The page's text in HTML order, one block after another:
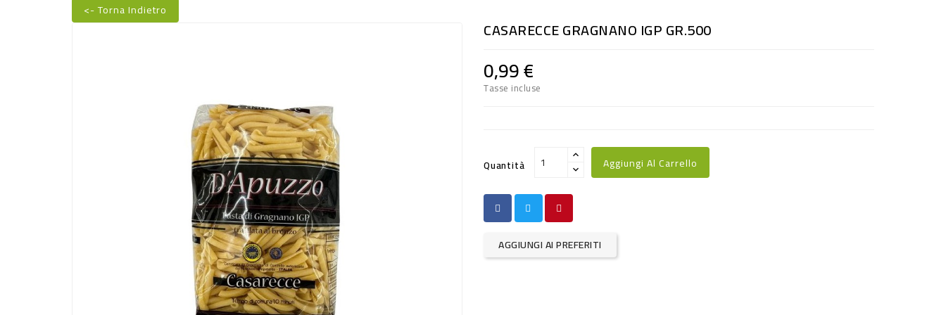
<- Torna Indietro
CASARECCE GRAGNANO IGP GR.500
0,99 €
Tasse incluse
Quantità Aggiungi Al Carrello
AGGIUNGI AI PREFERITI